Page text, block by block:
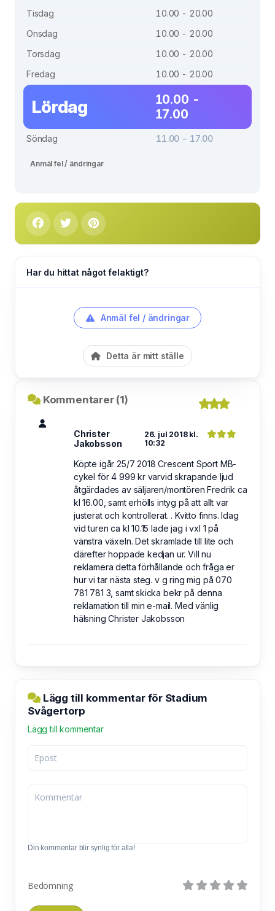
Tisdag
10.00 - 20.00
Onsdag
10.00 - 20.00
Torsdag
10.00 - 20.00
Fredag
10.00 - 20.00
Lördag
10.00 -
17.00
Söndag 11.00 - 17.00
Anmäl fel / ändringar
Har du hittat något felaktigt?
Anmäl fel / ändringar
Detta är mitt ställe
Kommentarer (1)
Christer
Jakobsson
26. jul 2018 kl.
10:32
Köpte igår 25/7 2018 Crescent Sport MB-
cykel för 4 999 kr varvid skrapande ljud
åtgärdades av säljaren/montören Fredrik ca
kl 16.00, samt erhölls intyg på att allt var
justerat och kontrollerat. . Kvitto finns. Idag
vid turen ca kl 10.15 lade jag i vxl 1 på
vänstra växeln. Det skramlade till lite och
därefter hoppade kedjan ur. Vill nu
reklamera detta förhållande och fråga er
hur vi tar nästa steg. v g ring mig på 070
781 781 3, samt skicka bekr på denna
reklamation till min e-mail. Med vänlig
hälsning Christer Jakobsson
Lägg till kommentar för Stadium
Svågertorp
Lägg till kommentar
Din kommentar blir synlig för alla!
Bedömning